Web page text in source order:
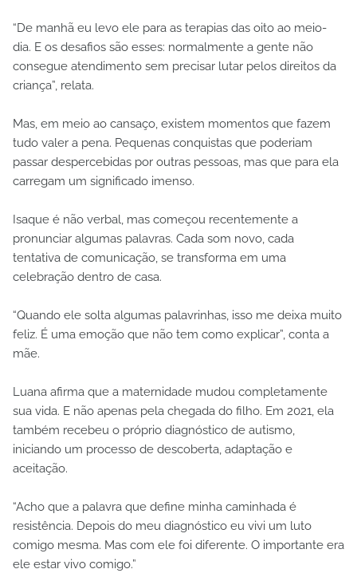
“De manhã eu levo ele para as terapias das oito ao meio-
dia. E os desafios são esses: normalmente a gente não
consegue atendimento sem precisar lutar pelos direitos da
criança”, relata.
Mas, em meio ao cansaço, existem momentos que fazem
tudo valer a pena. Pequenas conquistas que poderiam
passar despercebidas por outras pessoas, mas que para ela
carregam um significado imenso.
Isaque é não verbal, mas começou recentemente a
pronunciar algumas palavras. Cada som novo, cada
tentativa de comunicação, se transforma em uma
celebração dentro de casa.
“Quando ele solta algumas palavrinhas, isso me deixa muito
feliz. É uma emoção que não tem como explicar”, conta a
mãe.
Luana afirma que a maternidade mudou completamente
sua vida. E não apenas pela chegada do filho. Em 2021, ela
também recebeu o próprio diagnóstico de autismo,
iniciando um processo de descoberta, adaptação e
aceitação.
“Acho que a palavra que define minha caminhada é
resistência. Depois do meu diagnóstico eu vivi um luto
comigo mesma. Mas com ele foi diferente. O importante era
ele estar vivo comigo.”